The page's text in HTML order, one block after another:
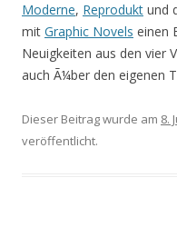
Moderne, Reprodukt und
mit Graphic Novels einen
Neuigkeiten aus den vier
auch Ã¼ber den eigenen
Dieser Beitrag wurde am 8.
veröffentlicht.